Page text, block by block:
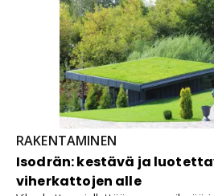
RAKENTAMINEN
Isodrän: kestävä ja
viherkattojen alle